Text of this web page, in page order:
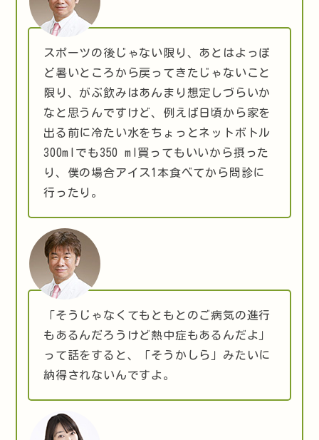
スポーツの後じゃない限り、あとはよっぽ
ど暑いところから戻ってきたじゃないこと
限り、がぶ飲みはあんまり想定しづらいか
なと思うんですけど、例えば日頃から家を
出る前に冷たい水をちょっとネットボトル
300mlでも350 ml買ってもいいから摂った
り、僕の場合アイス1本食べてから問診に
行ったり。
「そうじゃなくてもともとのご病気の進行
もあるんだろうけど熱中症もあるんだよ」
って話をすると、「そうかしら」みたいに
納得されないんですよ。